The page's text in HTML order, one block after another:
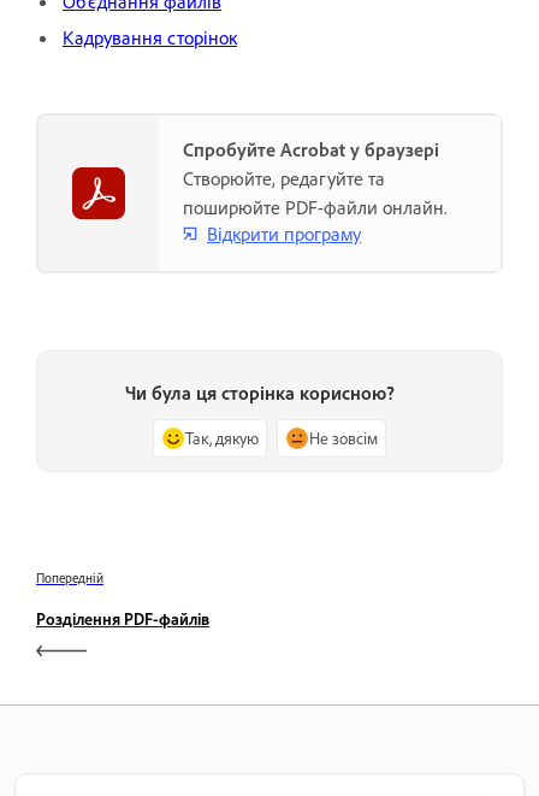
Кадрування сторінок
Спробуйте Acrobat у браузері
Створюйте, редагуйте та
поширюйте PDF-файли онлайн.
Відкрити програму
Чи була ця сторінка корисною?
Так, дякую Не зовсім
Попередній
Розділення PDF-файлів